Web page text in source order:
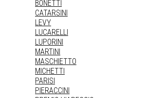
BONETTI
CATARSINI
LEVY
LUCARELLI
LUPORINI
MARTINI
MASCHIETTO
MICHETTI
PARISI
PIERACCINI